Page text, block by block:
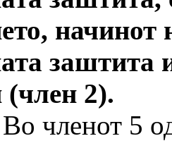
заштита
(член 2).
Во членот 5